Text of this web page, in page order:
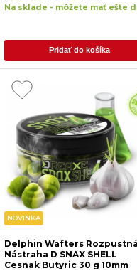
Na sklade - môžete mať ešte
Pridať do košíka
NOVINKA
Delphin Wafters Rozpustná
Nástraha D SNAX SHELL
Cesnak Butyric 30 g 10mm